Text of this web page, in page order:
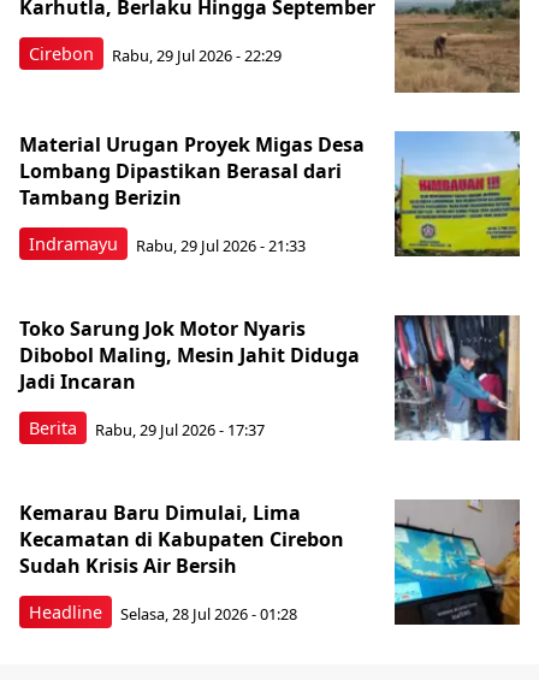
Cirebon
Karhutla, Berlaku Hingga September
Rabu, 29 Jul 2026 - 22:29
Indramayu
Material Urugan Proyek Migas Desa
Lombang Dipastikan Berasal dari
Tambang Berizin
Rabu, 29 Jul 2026 - 21:33
Berita
Toko Sarung Jok Motor Nyaris
Dibobol Maling, Mesin Jahit Diduga
Jadi Incaran
Rabu, 29 Jul 2026 - 17:37
Headline
Kemarau Baru Dimulai, Lima
Kecamatan di Kabupaten Cirebon
Sudah Krisis Air Bersih
Selasa, 28 Jul 2026 - 01:28